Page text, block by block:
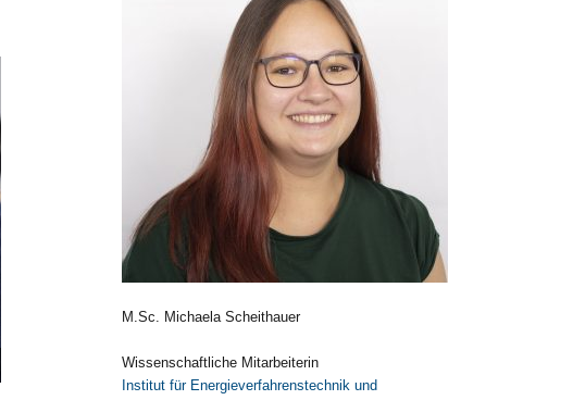
© Detlev Müller
M.Sc. Michaela Scheithauer
Wissenschaftliche Mitarbeiterin
Institut für Energieverfahrenstechnik und